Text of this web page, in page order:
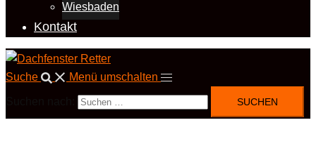
Wiesbaden
Kontakt
Suche Menü umschalten